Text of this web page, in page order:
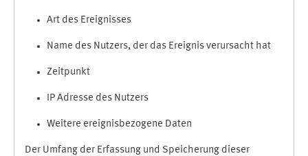
Art des Ereignisses
Name des Nutzers, der das Ereignis verursacht hat
Zeitpunkt
IP Adresse des Nutzers
Weitere ereignisbezogene Daten
Der Umfang der Erfassung und Speicherung dieser